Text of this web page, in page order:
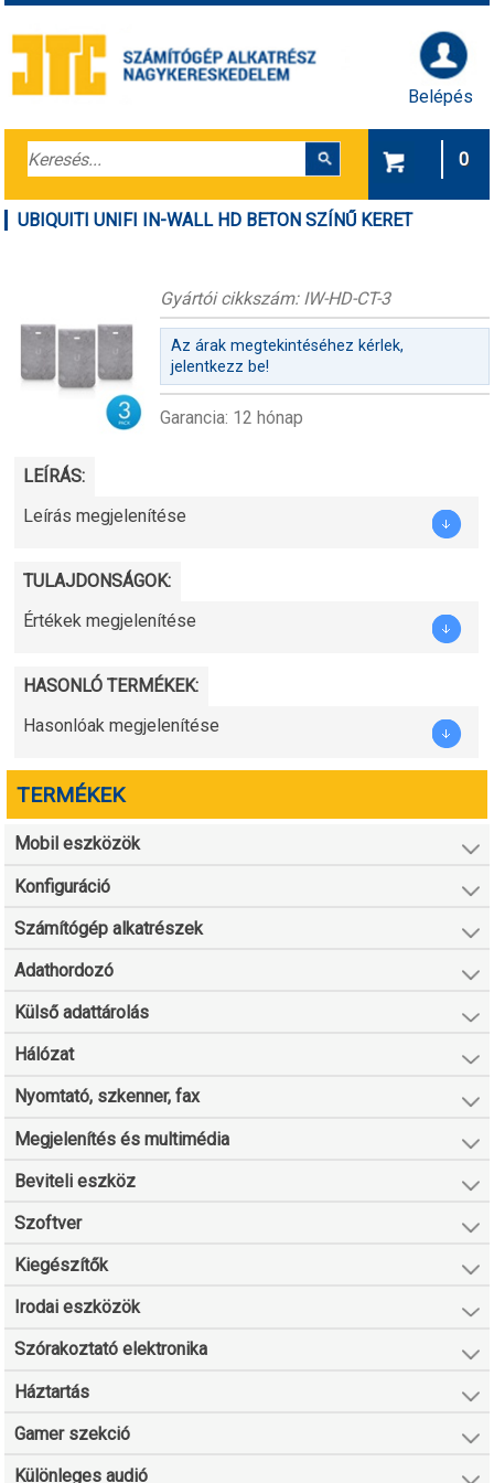
Belépés
0
UBIQUITI UNIFI IN-WALL HD BETON SZÍNŰ KERET
Gyártói cikkszám: IW-HD-CT-3
Az árak megtekintéséhez kérlek,
jelentkezz be!
Garancia: 12 hónap
LEÍRÁS:
Leírás megjelenítése
TULAJDONSÁGOK:
Értékek megjelenítése
HASONLÓ TERMÉKEK:
Hasonlóak megjelenítése
TERMÉKEK
Mobil eszközök
Konfiguráció
Számítógép alkatrészek
Adathordozó
Külső adattárolás
Hálózat
Nyomtató, szkenner, fax
Megjelenítés és multimédia
Beviteli eszköz
Szoftver
Kiegészítők
Irodai eszközök
Szórakoztató elektronika
Háztartás
Gamer szekció
Különleges audió